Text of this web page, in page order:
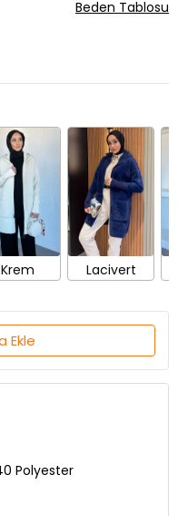
Beden Tablosu
Krem Lacivert
Ekle
Polyester